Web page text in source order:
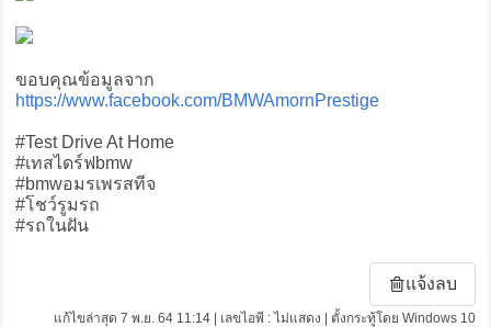
ขอบคุณข้อมูลจาก
https://www.facebook.com/BMWAmornPrestige
#Test Drive At Home
#เทสไดร์ฟbmw
#bmwอมรเพรสทีจ
#โชว์รูมรถ
#รถในฝัน
แจ้งลบ
แก้ไขล่าสุด 7 พ.ย. 64 11:14 | เลขไอพี : ไม่แสดง | ตั้งกระทู้โดย Windows 10